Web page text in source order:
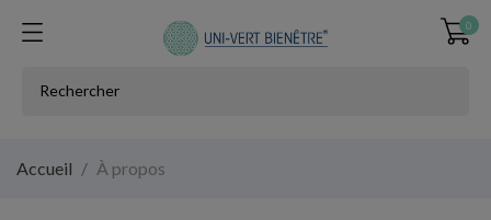
0
Accueil À propos